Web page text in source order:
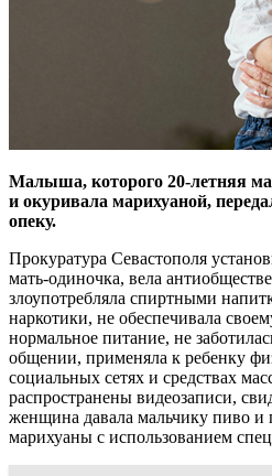
Малыша, которого 20-летняя
и окуривала марихуаной,
опеку.
Прокуратура Севастополя
мать-одиночка, вела
злоупотребляла спиртными
наркотики, не обеспечивала
нормальное питание, не
общении, применяла к ребенку
социальных сетях и средствах
распространены видеозаписи,
женщина давала мальчику пиво и
марихуаны с использованием